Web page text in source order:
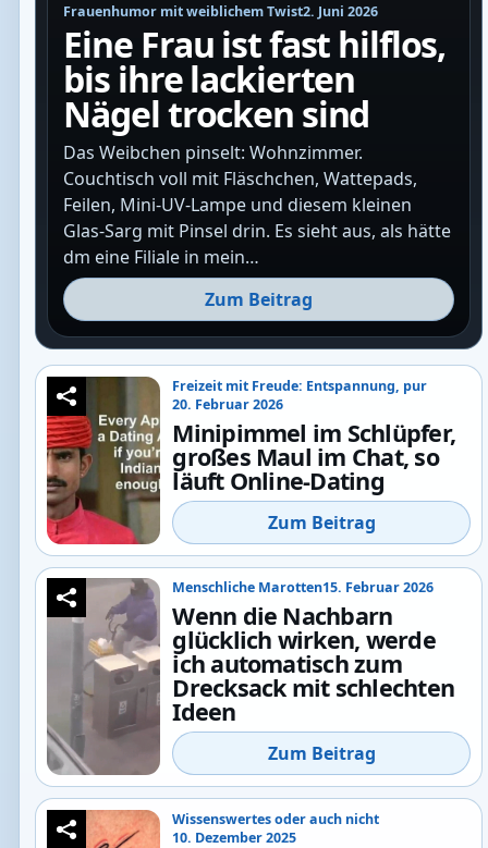
Frauenhumor mit weiblichem Twist2. Juni 2026
Eine Frau ist fast hilflos,
bis ihre lackierten
Nägel trocken sind
Das Weibchen pinselt: Wohnzimmer.
Couchtisch voll mit Fläschchen, Wattepads,
Feilen, Mini-UV-Lampe und diesem kleinen
Glas-Sarg mit Pinsel drin. Es sieht aus, als hätte
dm eine Filiale in mein…
Zum Beitrag
Freizeit mit Freude: Entspannung, pur
20. Februar 2026
Minipimmel im Schlüpfer,
großes Maul im Chat, so
läuft Online-Dating
Zum Beitrag
Menschliche Marotten15. Februar 2026
Wenn die Nachbarn
glücklich wirken, werde
ich automatisch zum
Drecksack mit schlechten
Ideen
Zum Beitrag
Wissenswertes oder auch nicht
10. Dezember 2025